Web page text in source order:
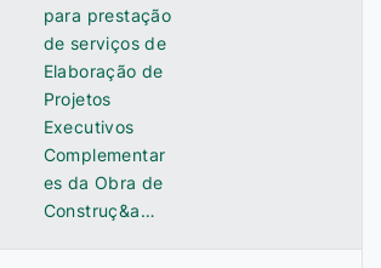
para prestação
de serviços de
Elaboração de
Projetos
Executivos
Complementar
es da Obra de
Construç&a…